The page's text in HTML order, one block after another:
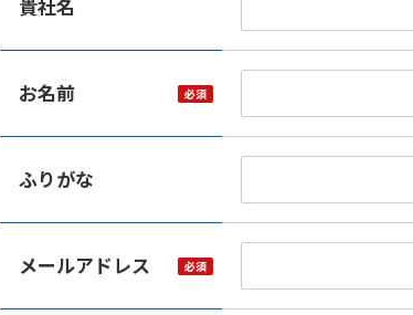
貴社名
お名前
ふりがな
メールアドレス